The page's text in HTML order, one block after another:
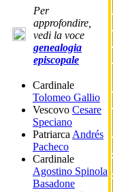
Per
approfondire,
vedi la voce
genealogia
episcopale
Cardinale
Tolomeo Gallio
Vescovo Cesare
Speciano
PatriarcaAndrés
Pacheco
Cardinale
Agostino Spinola
Basadone